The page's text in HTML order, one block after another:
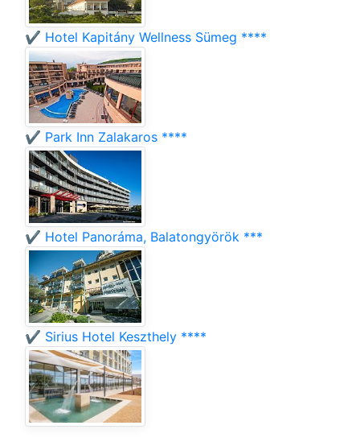
✔️ Hotel Kapitány Wellness Sümeg ****
✔️ Park Inn Zalakaros ****
✔️ Hotel Panoráma, Balatongyörök ***
✔️ Sirius Hotel Keszthely ****